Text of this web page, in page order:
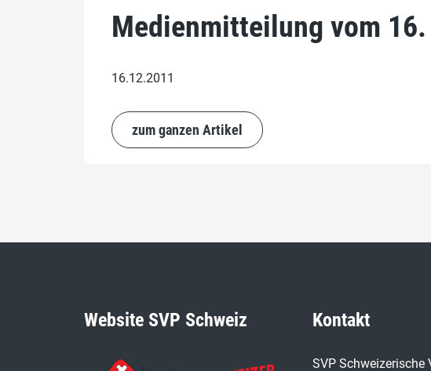
Medienmitteilung vom 16.
16.12.2011
zum ganzen Artikel
Website SVP Schweiz Kontakt
SVP Schweizerische